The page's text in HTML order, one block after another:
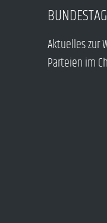
Aktuelles zur
Parteien im